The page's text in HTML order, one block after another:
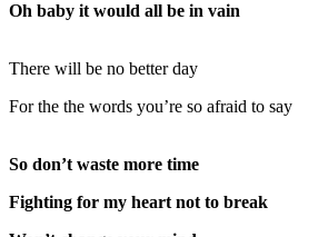
Oh baby it would all be in vain
There will be no better day
For the the words you’re so afraid to say
So don’t waste more time
Fighting for my heart not to break